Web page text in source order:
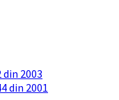
2003
din 2001